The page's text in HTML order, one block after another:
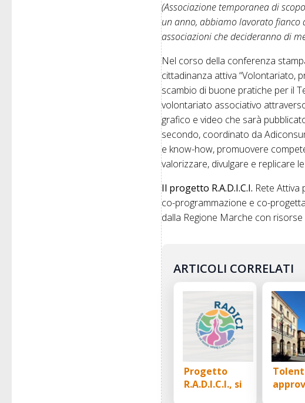
(Associazione temporanea di
un anno, abbiamo lavorato fianco
associazioni che decideranno di
Nel corso della conferenza
cittadinanza attiva “Volontariato,
scambio di buone pratiche per il
volontariato associativo
grafico e video che sarà
secondo, coordinato da
e know-how, promuovere
valorizzare, divulgare e replicare
Il progetto R.A.D.I.C.I. Rete Attiva
co-programmazione e co-
dalla Regione Marche con
ARTICOLI CORRELATI
Progetto
R.A.D.I.C.I., si